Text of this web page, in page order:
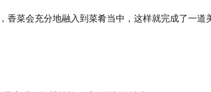
香菜会充分地融入到菜肴当中，这样就完成了一道